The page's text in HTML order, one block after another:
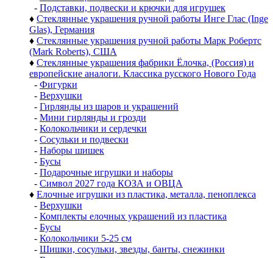
- Подставки, подвески и крючки для игрушек
♦ Стеклянные украшения ручной работы Инге Глас (Inge
Glas), Германия
♦ Стеклянные украшения ручной работы Марк Робертс
(Mark Roberts), США
♦ Стеклянные украшения фабрики Ёлочка, (Россия) и
европейские аналоги. Классика русского Нового Года
- Фигурки
- Верхушки
- Гирлянды из шаров и украшений
- Мини гирлянды и грозди
- Колокольчики и сердечки
- Сосульки и подвески
- Наборы шишек
- Бусы
- Подарочные игрушки и наборы
- Символ 2027 года КОЗА и ОВЦА
♦ Елочные игрушки из пластика, металла, пеноплекса
- Верхушки
- Комплекты елочных украшений из пластика
- Бусы
- Колокольчики 5-25 см
- Шишки, сосульки, звезды, банты, снежинки